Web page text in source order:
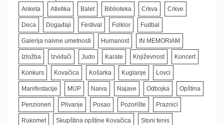
Anketa Atletika Balet Biblioteka Crkva Crkve
Deca Događaji Festival Folklor Fudbal
Galerija naivne umetnosti Humanost IN MEMORIAM
Izložba Izviđači Judo Karate Književnost Koncert
Konkurs Kovačica Košarka Kuglanje Lovci
Manifestacije MUP Naiva Najave Odbojka Opština
Penzioneri Plivanje Posao Pozorište Praznici
Rukomet Skupština opštine Kovačica Stoni tenis